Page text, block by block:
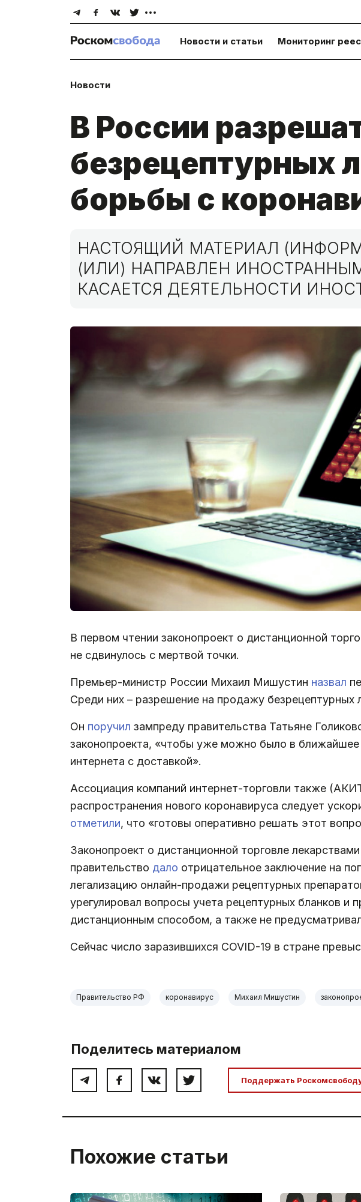
Новости и статьи Мониторинг
Новости
В России
безрецептурных
борьбы с
НАСТОЯЩИЙ МАТЕРИАЛ
(ИЛИ) НАПРАВЛЕН
КАСАЕТСЯ ДЕЯТЕЛЬНОСТИ
В первом чтении законопроект о дистанционной
не сдвинулось с мертвой точки.
Премьер-министр России Михаил Мишустин назвал
Среди них – разрешение на продажу безрецептурных
Он поручил зампреду правительства Татьяне
законопроекта, «чтобы уже можно было в
интернета с доставкой».
Ассоциация компаний интернет-торговли также
распространения нового коронавируса следует
отметили, что «готовы оперативно решать этот
Законопроект о дистанционной торговле
правительство дало отрицательное заключение на
легализацию онлайн-продажи рецептурных
урегулировал вопросы учета рецептурных бланков и
дистанционным способом, а также не
Сейчас число заразившихся COVID-19 в стране
Правительство РФ коронавирус Михаил Мишустин
Поделитесь материалом
Поддержать
Похожие статьи